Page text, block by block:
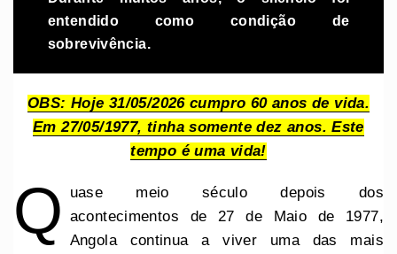
entendido como condição de
sobrevivência.
OBS: Hoje 31/05/2026 cumpro 60 anos de vida.
Em 27/05/1977, tinha somente dez anos. Este
tempo é uma vida!
Q
uase meio século depois dos
acontecimentos de 27 de Maio de 1977,
Angola continua a viver uma das mais